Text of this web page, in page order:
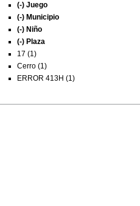
(-) Juego
(-) Municipio
(-) Niño
(-) Plaza
17 (1)
Cerro (1)
ERROR 413H (1)